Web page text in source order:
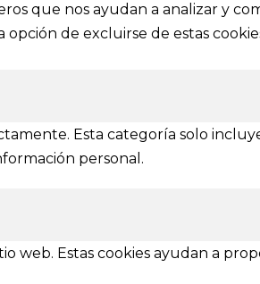
Inicio
El festival
que nos ayudan a analizar y
de excluirse de estas
Esta categoría solo
personal.
web. Estas cookies ayudan a